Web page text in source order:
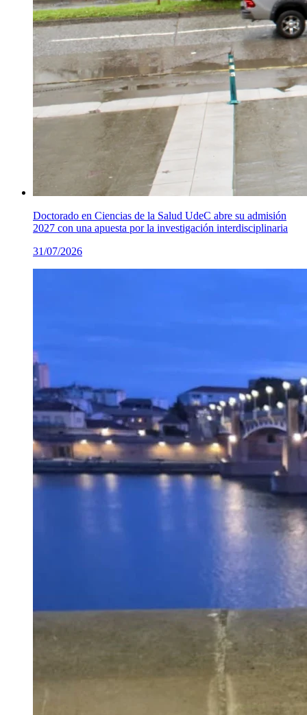
Doctorado en Ciencias de la Salud UdeC abre su admisión
2027 con una apuesta por la investigación interdisciplinaria
31/07/2026